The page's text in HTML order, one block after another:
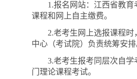
1.报名网站：江西省教育
课程和网上自主缴费。
2.老考生网上选报课程
中心（考试院）负责统筹安
3.老考生报考同层次自
门理论课程考试。